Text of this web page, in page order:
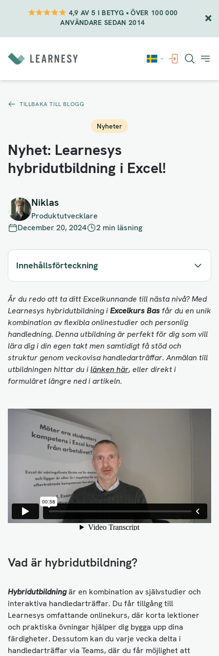
4,9 AV 5 I BETYG • ÖVER 100 000
ANVÄNDARE SEDAN 2014
till
innehåll
TILLBAKA TILL BLOGG
Nyheter
Nyhet: Learnesys
hybridutbildning i Excel!
Niklas
Produktutvecklare
December 20, 2024
2 min läsning
Innehållsförteckning
Är du redo att ta ditt Excelkunnande till nästa nivå? Med
Learnesys hybridutbildning iExcelkurs Basfår du en unik
kombination av flexibla onlinestudier och personlig
handledning. Denna utbildning är perfekt för dig som vill
lära dig i din egen takt men samtidigt få stöd och
struktur genom veckovisa handledarträffar. Anmälan till
utbildningen hittar du ilänken här, eller direkt i
formuläret längre ned i artikeln.
Vad är hybridutbildning?
Hybridutbildningär en kombination av självstudier och
interaktiva handledarträffar. Du får tillgång till
Learnesys omfattande onlinekurs, där korta lektioner
och praktiska övningar hjälper dig bygga upp dina
färdigheter. Dessutom kan du varje vecka delta i
handledarträffar via Teams, där du får möjlighet att